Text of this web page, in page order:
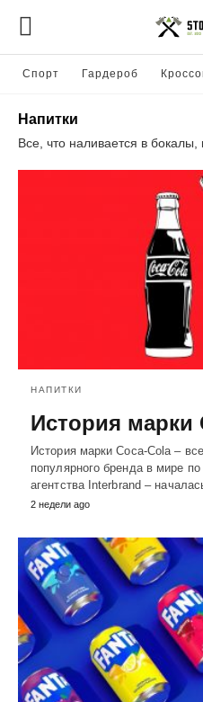
Спорт Гардероб
Напитки
Все, что наливается в бокалы,
НАПИТКИ
История марки
История марки Coca-Cola –
популярного бренда в мире
агентства Interbrand –
2 недели ago